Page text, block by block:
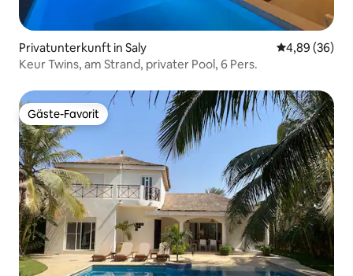
Privatunterkunft in Saly
4,89 (36)
Keur Twins, am Strand, privater Pool, 6 Pers.
Gäste-Favorit
Gäste-Favorit